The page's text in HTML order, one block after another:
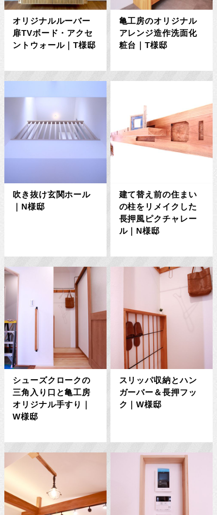
オリジナルルーバー
扉TVボード・アクセ
ントウォール｜T様邸
亀工房のオリジナル
アレンジ造作洗面化
粧台｜T様邸
吹き抜け玄関ホール
｜N様邸
建て替え前の住まい
の柱をリメイクした
長押風ピクチャレー
ル｜N様邸
シューズクロークの
三角入り口と亀工房
オリジナル手すり｜
W様邸
スリッパ収納とハン
ガーバー＆長押フッ
ク｜W様邸